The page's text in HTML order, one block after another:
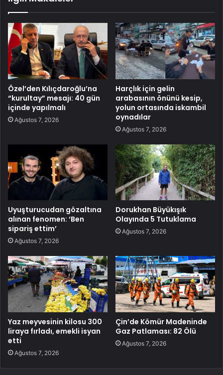
Özel’den Kılıçdaroğlu’na
“kurultay” mesajı: 40 gün
içinde yapılmalı
Ağustos 7, 2026
Harçlık için gelin
arabasının önünü kesip,
yolun ortasında iskambil
oynadılar
Ağustos 7, 2026
Uyuşturucudan gözaltına
alınan fenomen: ‘Ben
sipariş ettim’
Ağustos 7, 2026
Dorukhan Büyükışık
Olayında 5 Tutuklama
Ağustos 7, 2026
Yaz meyvesinin kilosu 300
liraya fırladı, emekli isyan
etti
Ağustos 7, 2026
Çin’de Kömür Madeninde
Gaz Patlaması: 82 Ölü
Ağustos 7, 2026